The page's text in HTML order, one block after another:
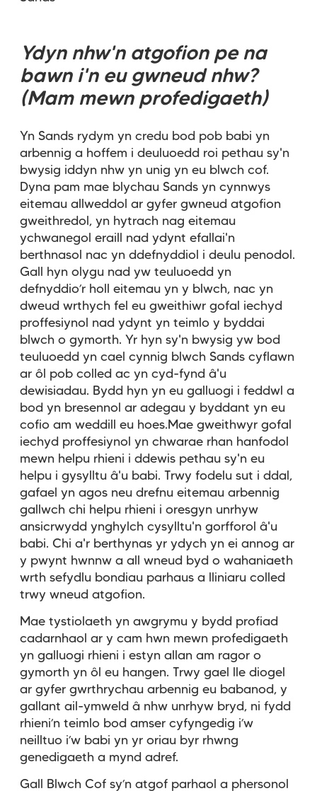
Ydyn nhw'n atgofion pe na
bawn i'n eu gwneud nhw?
(Mam mewn profedigaeth)
Yn Sands rydym yn credu bod pob babi yn
arbennig a hoffem i deuluoedd roi pethau sy'n
bwysig iddyn nhw yn unig yn eu blwch cof.
Dyna pam mae blychau Sands yn cynnwys
eitemau allweddol ar gyfer gwneud atgofion
gweithredol, yn hytrach nag eitemau
ychwanegol eraill nad ydynt efallai'n
berthnasol nac yn ddefnyddiol i deulu penodol.
Gall hyn olygu nad yw teuluoedd yn
defnyddio’r holl eitemau yn y blwch, nac yn
dweud wrthych fel eu gweithiwr gofal iechyd
proffesiynol nad ydynt yn teimlo y byddai
blwch o gymorth. Yr hyn sy'n bwysig yw bod
teuluoedd yn cael cynnig blwch Sands cyflawn
ar ôl pob colled ac yn cyd-fynd â'u
dewisiadau. Bydd hyn yn eu galluogi i feddwl a
bod yn bresennol ar adegau y byddant yn eu
cofio am weddill eu hoes.Mae gweithwyr gofal
iechyd proffesiynol yn chwarae rhan hanfodol
mewn helpu rhieni i ddewis pethau sy'n eu
helpu i gysylltu â'u babi. Trwy fodelu sut i ddal,
gafael yn agos neu drefnu eitemau arbennig
gallwch chi helpu rhieni i oresgyn unrhyw
ansicrwydd ynghylch cysylltu'n gorfforol â'u
babi. Chi a'r berthynas yr ydych yn ei annog ar
y pwynt hwnnw a all wneud byd o wahaniaeth
wrth sefydlu bondiau parhaus a lliniaru colled
trwy wneud atgofion.
Mae tystiolaeth yn awgrymu y bydd profiad
cadarnhaol ar y cam hwn mewn profedigaeth
yn galluogi rhieni i estyn allan am ragor o
gymorth yn ôl eu hangen. Trwy gael lle diogel
ar gyfer gwrthrychau arbennig eu babanod, y
gallant ail-ymweld â nhw unrhyw bryd, ni fydd
rhieni’n teimlo bod amser cyfyngedig i’w
neilltuo i’w babi yn yr oriau byr rhwng
genedigaeth a mynd adref.
Gall Blwch Cof sy’n atgof parhaol a phersonol